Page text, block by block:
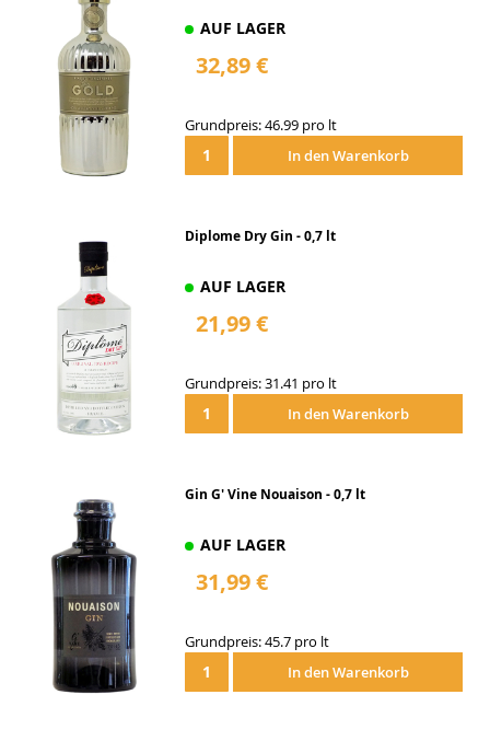
AUF LAGER
32,89 €
Grundpreis: 46.99 pro lt
In den Warenkorb
Diplome Dry Gin - 0,7 lt
AUF LAGER
21,99 €
Grundpreis: 31.41 pro lt
In den Warenkorb
Gin G' Vine Nouaison - 0,7 lt
AUF LAGER
31,99 €
Grundpreis: 45.7 pro lt
In den Warenkorb